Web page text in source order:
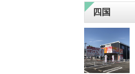
四国